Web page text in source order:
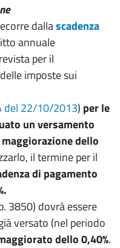
dallascadenza
annuale
per il
imposte sui
del 22/10/2013) per le
un versamento
dello
il termine per il
di pagamento
3850) dovrà essere
versato (nel periodo
dello 0,40%.